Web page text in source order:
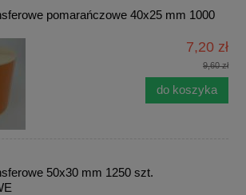
pomarańczowe 40x25 mm 1000
7,20 zł
9,60 zł
do koszyka
50x30 mm 1250 szt.